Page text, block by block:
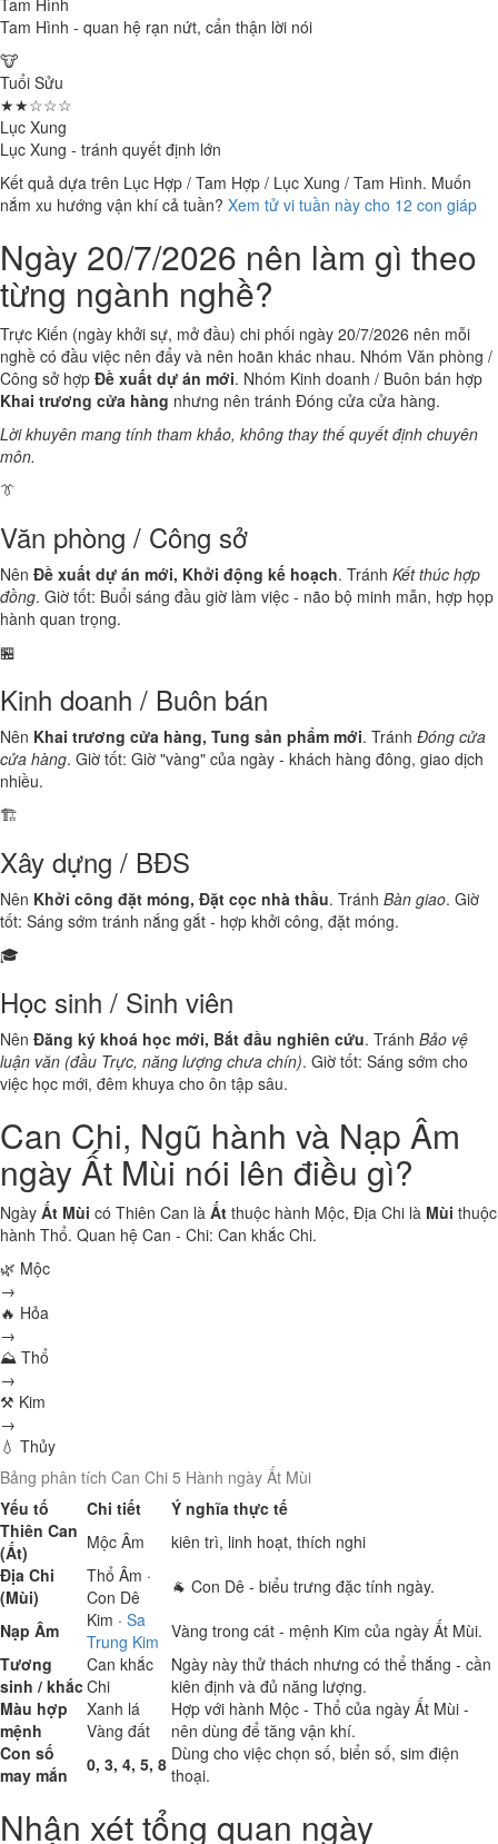
Tam Hình
Tam Hình - quan hệ rạn nứt, cẩn thận lời nói
🐮
Tuổi Sửu
★★☆☆☆
Lục Xung
Lục Xung - tránh quyết định lớn
Kết quả dựa trên Lục Hợp / Tam Hợp / Lục Xung / Tam Hình. Muốn
nắm xu hướng vận khí cả tuần? Xem tử vi tuần này cho 12 con giáp
Ngày 20/7/2026 nên làm gì theo
từng ngành nghề?
Trực Kiến (ngày khởi sự, mở đầu) chi phối ngày 20/7/2026 nên mỗi
nghề có đầu việc nên đẩy và nên hoãn khác nhau. Nhóm Văn phòng /
Công sở hợp Đề xuất dự án mới. Nhóm Kinh doanh / Buôn bán hợp
Khai trương cửa hàng nhưng nên tránh Đóng cửa cửa hàng.
Lời khuyên mang tính tham khảo, không thay thế quyết định chuyên
môn.
👔
Văn phòng / Công sở
Nên Đề xuất dự án mới, Khởi động kế hoạch. Tránh Kết thúc hợp
đồng. Giờ tốt: Buổi sáng đầu giờ làm việc - não bộ minh mẫn, hợp họp
hành quan trọng.
🏪
Kinh doanh / Buôn bán
Nên Khai trương cửa hàng, Tung sản phẩm mới. Tránh Đóng cửa
cửa hàng. Giờ tốt: Giờ "vàng" của ngày - khách hàng đông, giao dịch
nhiều.
🏗️
Xây dựng / BĐS
Nên Khởi công đặt móng, Đặt cọc nhà thầu. Tránh Bàn giao. Giờ
tốt: Sáng sớm tránh nắng gắt - hợp khởi công, đặt móng.
🎓
Học sinh / Sinh viên
Nên Đăng ký khoá học mới, Bắt đầu nghiên cứu. Tránh Bảo vệ
luận văn (đầu Trực, năng lượng chưa chín). Giờ tốt: Sáng sớm cho
việc học mới, đêm khuya cho ôn tập sâu.
Can Chi, Ngũ hành và Nạp Âm
ngày Ất Mùi nói lên điều gì?
Ngày Ất Mùi có Thiên Can là Ất thuộc hành Mộc, Địa Chi là Mùi thuộc
hành Thổ. Quan hệ Can - Chi: Can khắc Chi.
🌿 Mộc
→
🔥 Hỏa
→
⛰ Thổ
→
⚒ Kim
→
💧 Thủy
Bảng phân tích Can Chi 5 Hành ngày Ất Mùi
Yếu tố
Chi tiết
Ý nghĩa thực tế
Thiên Can
(Ất)
Mộc Âm
kiên trì, linh hoạt, thích nghi
Địa Chi
(Mùi)
Thổ Âm ·
Con Dê
🐐 Con Dê - biểu trưng đặc tính ngày.
Nạp Âm
Kim · Sa
Trung Kim Vàng trong cát - mệnh Kim của ngày Ất Mùi.
Tương
sinh / khắc
Can khắc
Chi
Ngày này thử thách nhưng có thể thắng - cần
kiên định và đủ năng lượng.
Màu hợp
mệnh
Xanh lá
Vàng đất
Hợp với hành Mộc - Thổ của ngày Ất Mùi -
nên dùng để tăng vận khí.
Con số
may mắn
0, 3, 4, 5, 8 Dùng cho việc chọn số, biển số, sim điện
thoại.
Nhận xét tổng quan ngày